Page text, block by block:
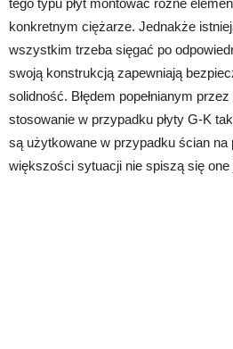
tego typu płyt montować różne
konkretnym ciężarze. Jednakże
wszystkim trzeba sięgać po
swoją konstrukcją zapewniają
solidność. Błędem popełnianym
stosowanie w przypadku płyty G-K
są użytkowane w przypadku ścian na
większości sytuacji nie spiszą się one